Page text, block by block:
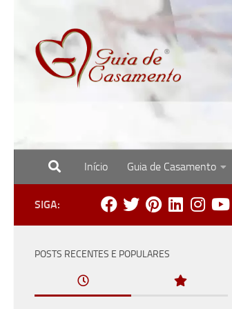
Site com o melhor para
Início Guia de Casamento
SIGA:
POSTS RECENTES E POPULARES